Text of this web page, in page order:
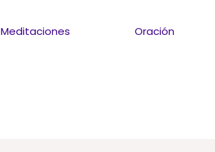
Meditaciones Oración